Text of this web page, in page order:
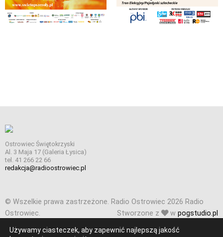
Ostrowiec Świętokrzyski
Al. 3 Maja 17 (Galeria Łysica)
tel. 41 266 22 66
redakcja@radioostrowiec.pl
© Wszelkie prawa zastrzeżone. Radio Ostrowiec 2026 Radio
Ostrowiec.
Stworzone z w pogstudio.pl
Używamy ciasteczek, aby zapewnić najlepszą jakość